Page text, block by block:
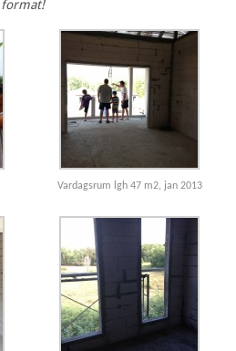
format!
Vardagsrum lgh 47 m2, jan 2013